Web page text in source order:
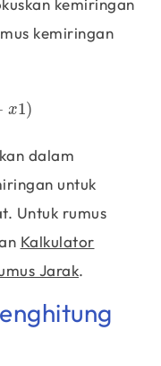
kemiringan
kemiringan
x1)
)
dalam
untuk
Untuk rumus
Kalkulator
Jarak.